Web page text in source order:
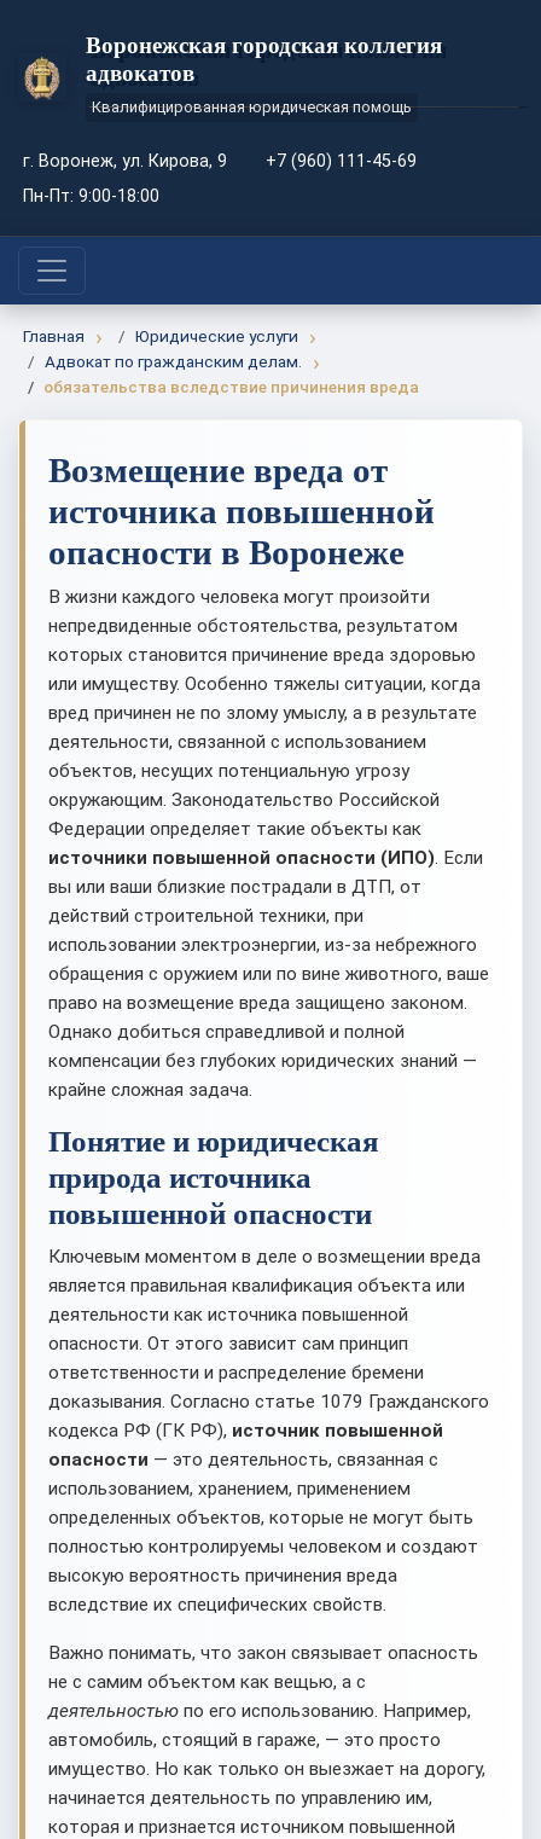
Воронежская городская коллегия
адвокатов
Квалифицированная юридическая помощь
г. Воронеж, ул. Кирова, 9
+7 (960) 111-45-69
Пн-Пт: 9:00-18:00
Главная
Юридические услуги
Адвокат по гражданским делам.
обязательства вследствие причинения вреда
Возмещение вреда от
источника повышенной
опасности в Воронеже
В жизни каждого человека могут произойти
непредвиденные обстоятельства, результатом
которых становится причинение вреда здоровью
или имуществу. Особенно тяжелы ситуации, когда
вред причинен не по злому умыслу, а в результате
деятельности, связанной с использованием
объектов, несущих потенциальную угрозу
окружающим. Законодательство Российской
Федерации определяет такие объекты как
источники повышенной опасности (ИПО). Если
вы или ваши близкие пострадали в ДТП, от
действий строительной техники, при
использовании электроэнергии, из-за небрежного
обращения с оружием или по вине животного, ваше
право на возмещение вреда защищено законом.
Однако добиться справедливой и полной
компенсации без глубоких юридических знаний —
крайне сложная задача.
Понятие и юридическая
природа источника
повышенной опасности
Ключевым моментом в деле о возмещении вреда
является правильная квалификация объекта или
деятельности как источника повышенной
опасности. От этого зависит сам принцип
ответственности и распределение бремени
доказывания. Согласно статье 1079 Гражданского
кодекса РФ (ГК РФ), источник повышенной
опасности — это деятельность, связанная с
использованием, хранением, применением
определенных объектов, которые не могут быть
полностью контролируемы человеком и создают
высокую вероятность причинения вреда
вследствие их специфических свойств.
Важно понимать, что закон связывает опасность
не с самим объектом как вещью, а с
деятельностью по его использованию. Например,
автомобиль, стоящий в гараже, — это просто
имущество. Но как только он выезжает на дорогу,
начинается деятельность по управлению им,
которая и признается источником повышенной